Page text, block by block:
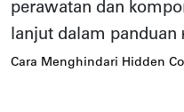
perawatan dan
lanjut dalam panduan
Cara Menghindari Hidden